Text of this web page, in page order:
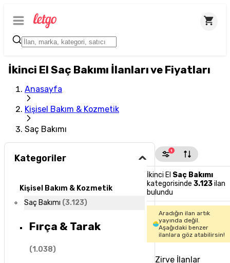
İkinci El Saç Bakımı İlanları ve Fiyatları
Anasayfa
Kişisel Bakım & Kozmetik
Saç Bakımı
Kategoriler
Kişisel Bakım & Kozmetik
Saç Bakımı (3.123)
Fırça & Tarak
(1.038)
1
İkinci El Saç Bakımı
kategorisinde 3.123ilan
bulundu
Aradığın ilan artık
yayında değil.
Aşağıdaki benzer
ilanlara göz atabilirsin!
Zirve İlanlar